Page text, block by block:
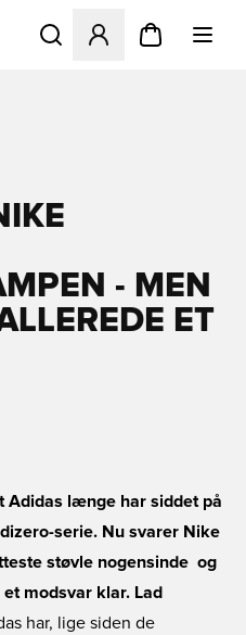
Åbner en Modal til at
- MEN
ET
Adidas længe har siddet på
serie. Nu svarer Nike
støvle nogensinde  og
modsvar klar. Lad
har, lige siden de